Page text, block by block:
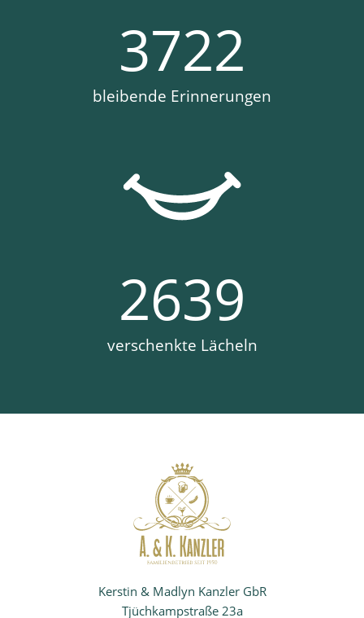
3722
bleibende Erinnerungen
2639
verschenkte Lächeln
Kerstin & Madlyn Kanzler GbR
Tjüchkampstraße 23a